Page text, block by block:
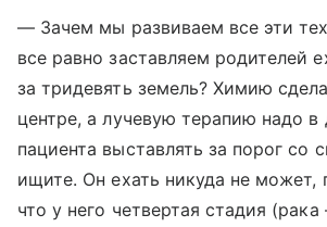
— Зачем мы развиваем все эти
все равно заставляем родителей
за тридевять земель? Химию
центре, а лучевую терапию надо в
пациента выставлять за порог со
ищите. Он ехать никуда не может,
что у него четвертая стадия